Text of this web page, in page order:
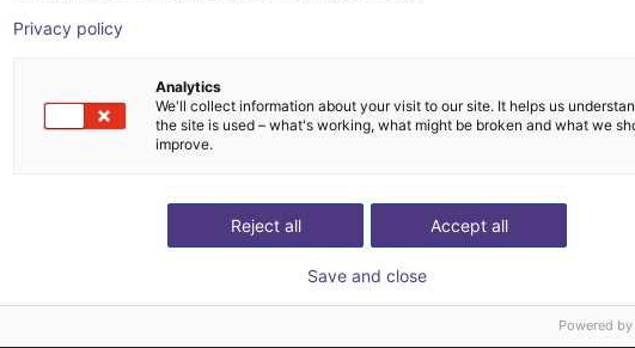
Zeigen Sie uns Ihre Anwendung
Wir wählen alle
Privacy policy
Analytics
We'll collect information about your visit to our site. It helps us
the site is used – what's working, what might be broken and what we
improve.
Accept all
Reject all
Save and close
Powered by